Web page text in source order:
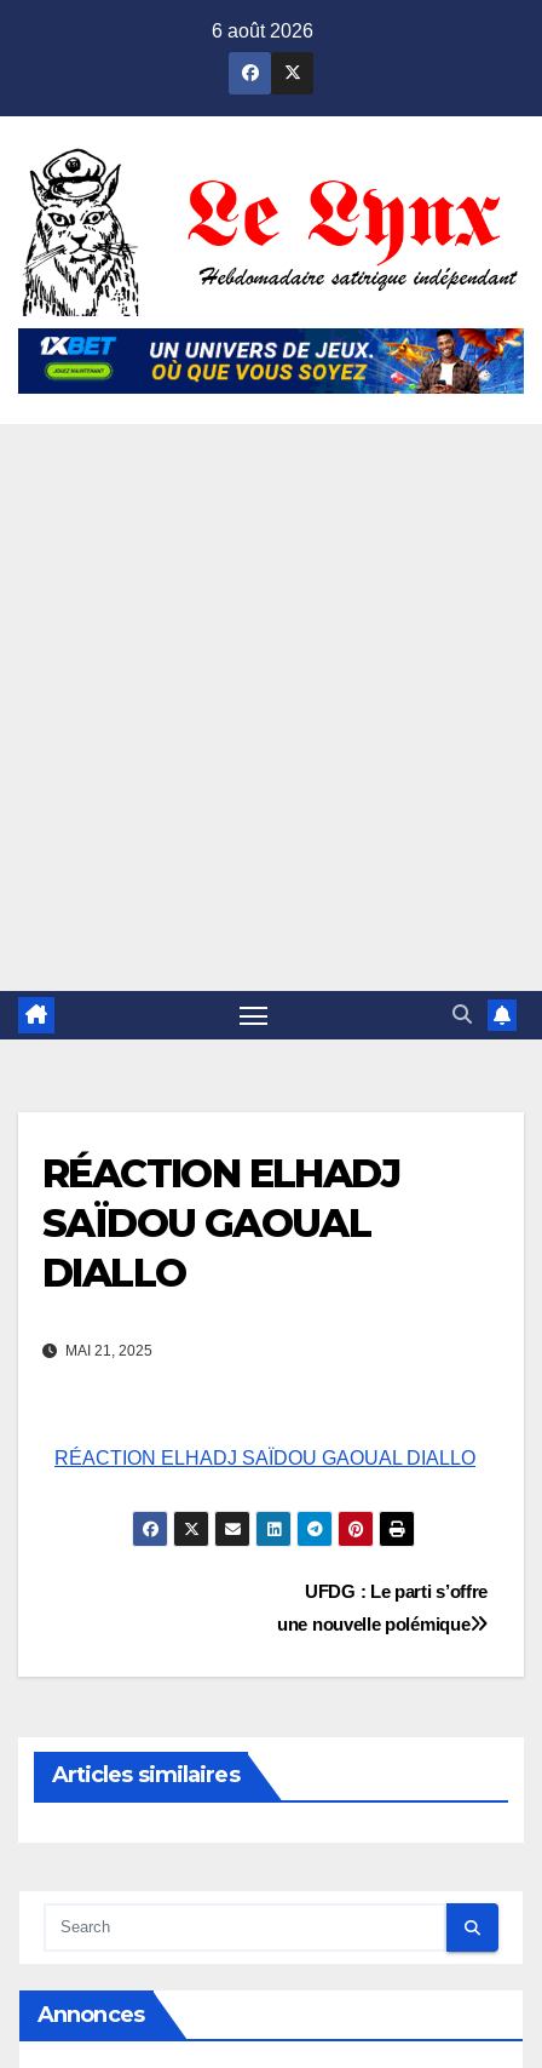
6 août 2026
RÉACTION ELHADJ
SAÏDOU GAOUAL
DIALLO
MAI 21, 2025
RÉACTION ELHADJ SAÏDOU GAOUAL DIALLO
UFDG : Le parti s’offre
une nouvelle polémique
Articles similaires
Annonces